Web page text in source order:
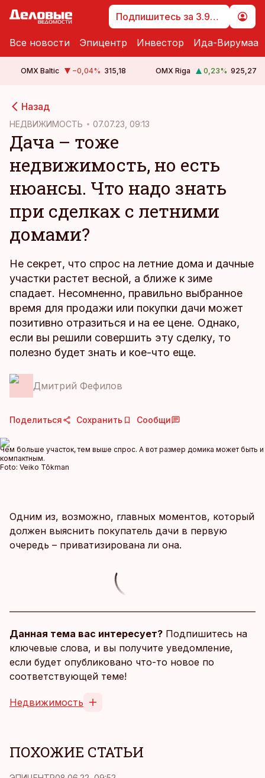
Подпишитесь за 3.99 €
Все новости Эпицентр Инвестор Ида-Вирумаа
OMX Baltic −0,04% 315,18 OMX Riga 0,23% 925,27
Назад
НЕДВИЖИМОСТЬ 07.07.23, 09:13
Дача – тоже
недвижимость, но есть
нюансы. Что надо знать
при сделках с летними
домами?
Не секрет, что спрос на летние дома и дачные
участки растет весной, а ближе к зиме
спадает. Несомненно, правильно выбранное
время для продажи или покупки дачи может
позитивно отразиться и на ее цене. Однако,
если вы решили совершить эту сделку, то
полезно будет знать и кое-что еще.
Дмитрий Фефилов
Поделиться Сохранить Сообщи
Чем больше участок, тем выше спрос. А вот размер домика может быть и
компактным.
Foto: Veiko Tõkman
Одним из, возможно, главных моментов, который
должен выяснить покупатель дачи в первую
очередь – приватизирована ли она.
Данная тема вас интересует? Подпишитесь на
ключевые слова, и вы получите уведомление,
если будет опубликовано что-то новое по
соответствующей теме!
Недвижимость
ПОХОЖИЕ СТАТЬИ